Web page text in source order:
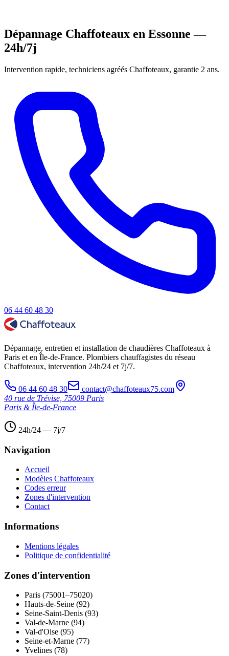
Dépannage Chaffoteaux en Essonne —
24h/7j
Intervention rapide, techniciens agréés Chaffoteaux, garantie 2 ans.
06 44 60 48 30
Dépannage, entretien et installation de chaudières Chaffoteaux à
Paris et en Île-de-France. Plombiers chauffagistes du réseau
Chaffoteaux, intervention 24h/24 et 7j/7.
06 44 60 48 30
contact@chaffoteaux75.com
40 rue de Trévise, 75009 Paris
Paris & Île-de-France
24h/24 — 7j/7
Navigation
Accueil
Modèles Chaffoteaux
Codes erreur
Zones d'intervention
Contact
Informations
Mentions légales
Politique de confidentialité
Zones d'intervention
Paris (75001–75020)
Hauts-de-Seine (92)
Seine-Saint-Denis (93)
Val-de-Marne (94)
Val-d'Oise (95)
Seine-et-Marne (77)
Yvelines (78)